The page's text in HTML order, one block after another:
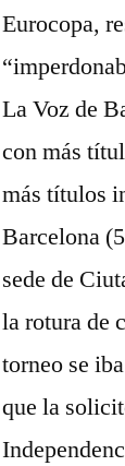
Eurocopa,
La Voz de
con más
más títulos
Barcelona
sede de
la rotura de
torneo se
que la